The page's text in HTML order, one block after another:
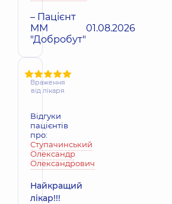
– Пацієнт
ММ
"Добробут"
01.08.2026
Враження
від лікаря
Відгуки
пацієнтів
про:
Ступачинський
Олександр
Олександрович
Найкращий
лікар!!!